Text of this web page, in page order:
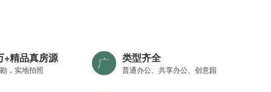
+精品真房源
，实地拍照
类型齐全
普通办公、共享办公、创意园